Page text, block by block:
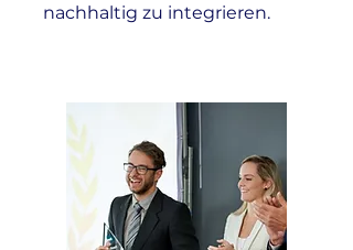
nachhaltig zu integrieren.